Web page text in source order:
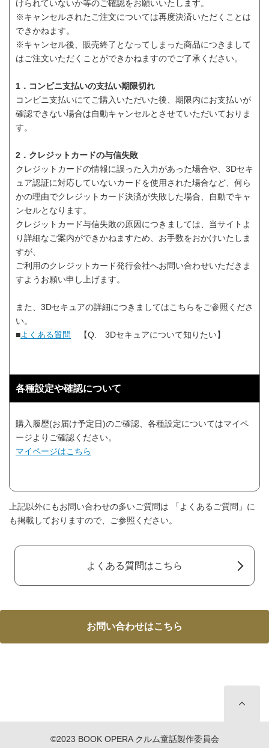
お問い合わせはこちら
©2023 BOOK OPERA クルム童話製作委員会